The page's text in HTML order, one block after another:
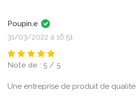
Poupin.e
31/03/2022 à 16:51
Note de : 5 / 5
Une entreprise de produit de qualité